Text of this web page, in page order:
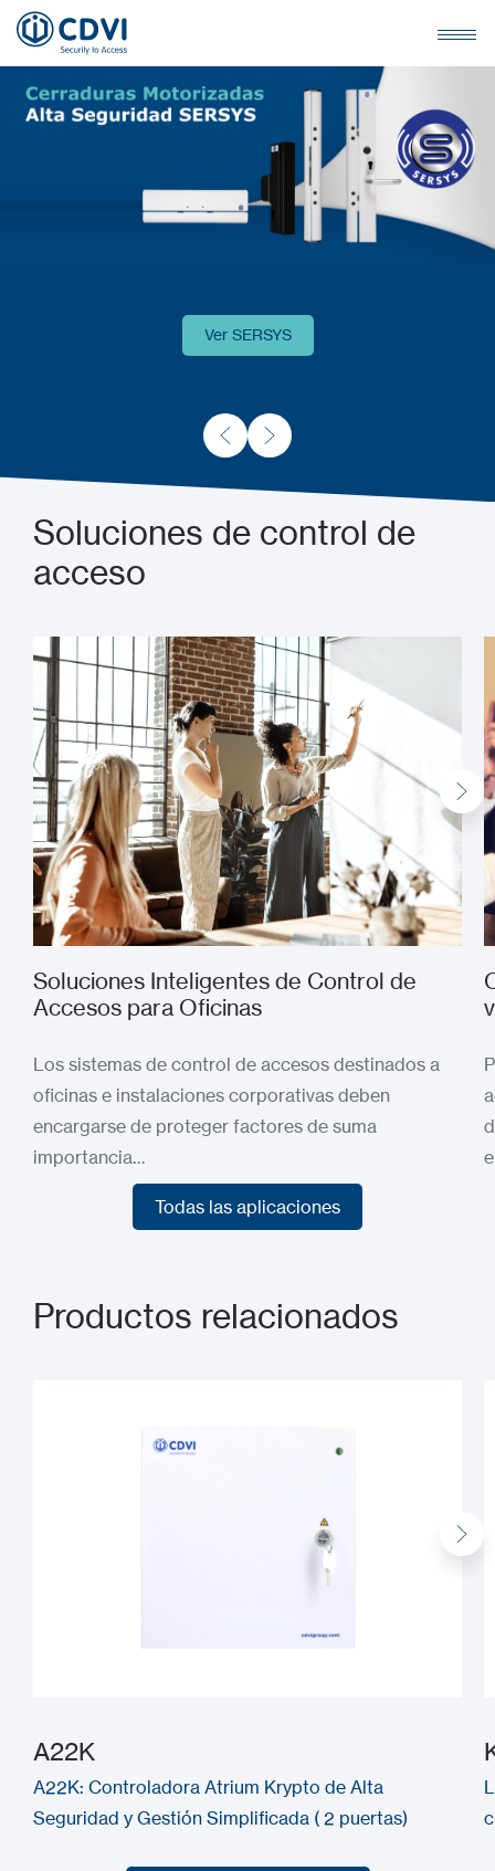
Ver SERSYS
Soluciones de control de
acceso
Soluciones Inteligentes de Control de
Accesos para Oficinas
Los sistemas de control de accesos destinados a
oficinas e instalaciones corporativas deben
encargarse de proteger factores de suma
importancia…
Todas las aplicaciones
Productos relacionados
A22K
A22K: Controladora Atrium Krypto de Alta
Seguridad y Gestión Simplificada ( 2 puertas)